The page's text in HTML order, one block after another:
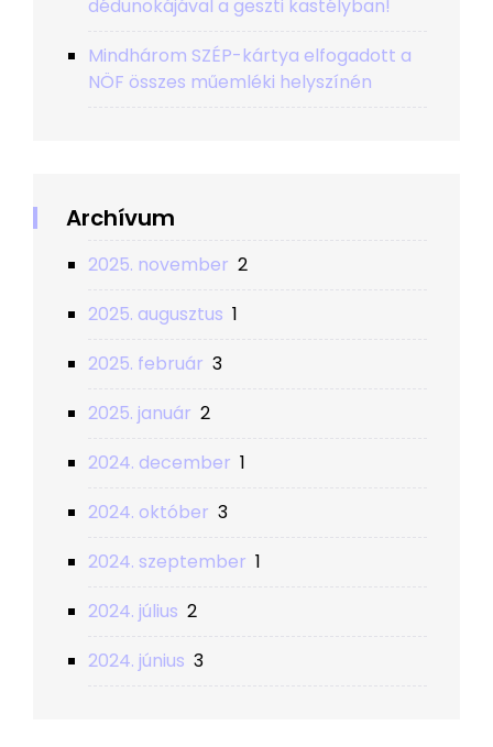
dédunokájával a geszti kastélyban!
Mindhárom SZÉP-kártya elfogadott a
NÖF összes műemléki helyszínén
Archívum
2025. november 2
2025. augusztus 1
2025. február 3
2025. január 2
2024. december 1
2024. október 3
2024. szeptember 1
2024. július 2
2024. június 3